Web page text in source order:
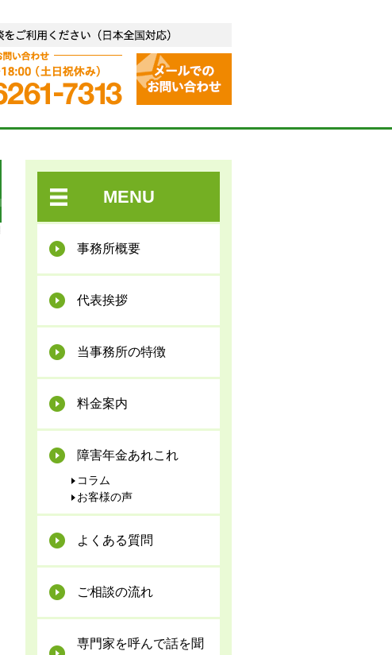
MENU
事務所概要
代表挨拶
当事務所の特徴
料金案内
障害年金あれこれ
コラム
お客様の声
よくある質問
ご相談の流れ
専門家を呼んで話を聞